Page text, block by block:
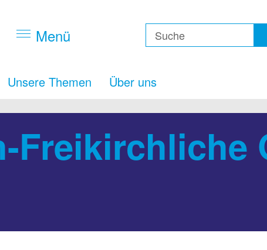
Menü
Unsere Themen Über uns
Freikirchliche